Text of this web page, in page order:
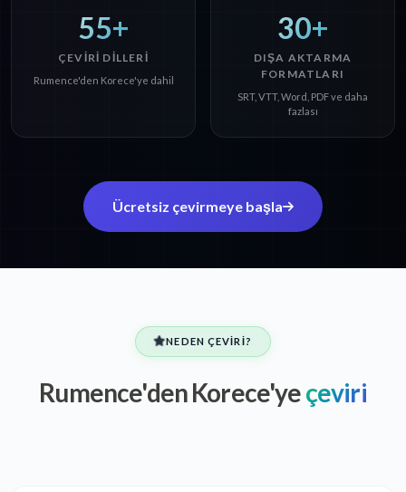
55+
ÇEVIRI DILLERI
Rumence'den Korece'ye dahil
30+
DIŞA AKTARMA
FORMATLARI
SRT, VTT, Word, PDF ve daha
fazlası
Ücretsiz çevirmeye başla
NEDEN ÇEVIRI?
Rumence'den Korece'yeçeviri